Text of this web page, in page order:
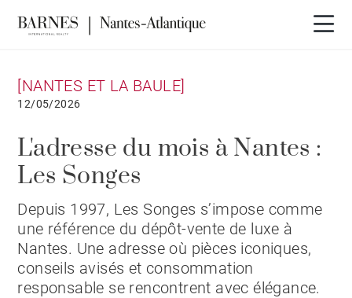
[NANTES ET LA BAULE]
12/05/2026
L'adresse du mois à Nantes :
Les Songes
Depuis 1997, Les Songes s’impose comme
une référence du dépôt-vente de luxe à
Nantes. Une adresse où pièces iconiques,
conseils avisés et consommation
responsable se rencontrent avec élégance.